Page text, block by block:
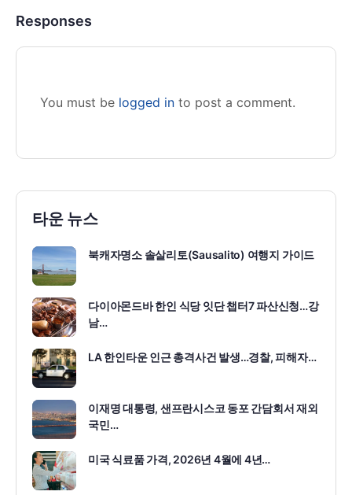
Responses
You must be logged in to post a comment.
타운 뉴스
북캐자명소 솔살리토(Sausalito) 여행지 가이드
다이아몬드바 한인 식당 잇단 챕터7 파산신청…강
남…
LA 한인타운 인근 총격사건 발생…경찰, 피해자…
이재명 대통령, 샌프란시스코 동포 간담회서 재외
국민…
미국 식료품 가격, 2026년 4월에 4년…